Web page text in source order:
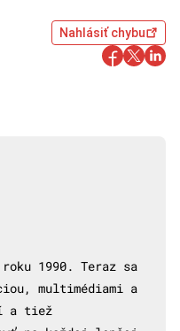
Nahlásiť chybu
1990. Teraz sa
multimédiami a
a tiež